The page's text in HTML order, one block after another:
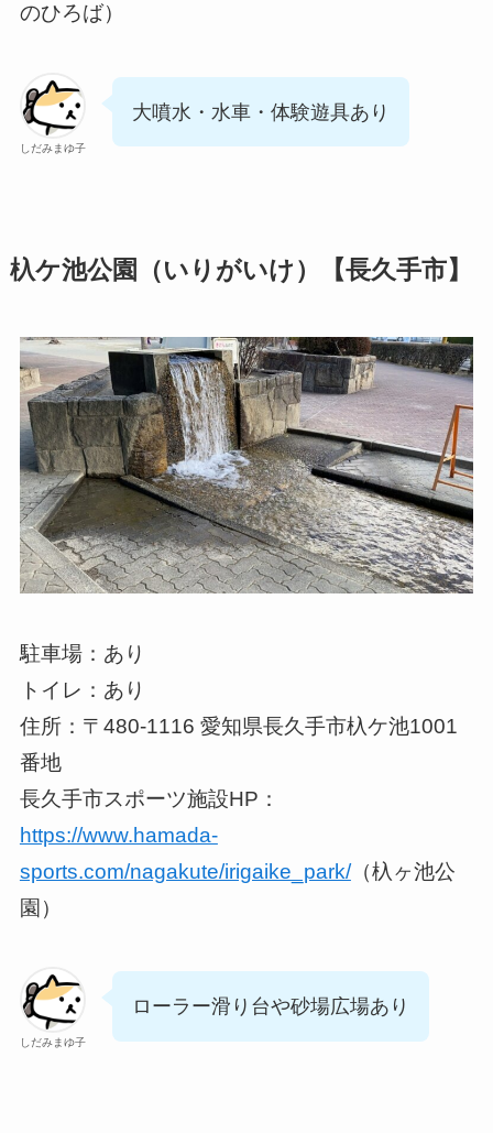
のひろば）
しだみまゆ子
大噴水・水車・体験遊具あり
杁ケ池公園（いりがいけ）【長久手市】
駐車場：あり
トイレ：あり
住所：〒480-1116 愛知県長久手市杁ケ池1001
番地
長久手市スポーツ施設HP：
https://www.hamada-
sports.com/nagakute/irigaike_park/（杁ヶ池公
園）
しだみまゆ子
ローラー滑り台や砂場広場あり